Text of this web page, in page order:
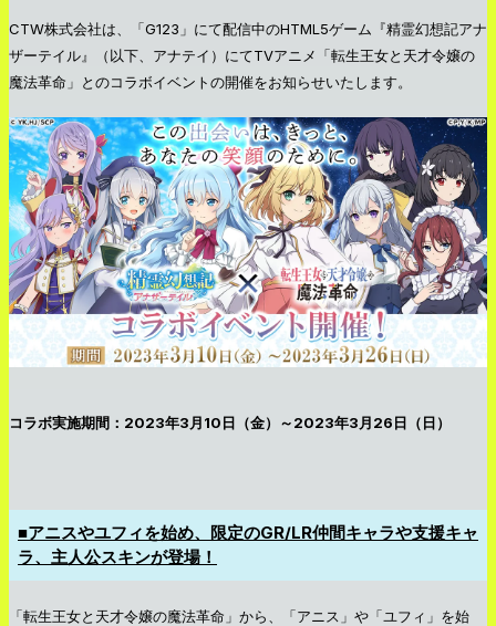
CTW株式会社は、「G123」にて配信中のHTML5ゲーム『精霊幻想記アナ
ザーテイル』（以下、アナテイ）にてTVアニメ「転生王女と天才令嬢の
魔法革命」とのコラボイベントの開催をお知らせいたします。
コラボ実施期間：2023年3月10日（金）～2023年3月26日（日）
■アニスやユフィを始め、限定のGR/LR仲間キャラや支援キャ
ラ、主人公スキンが登場！
「転生王女と天才令嬢の魔法革命」から、「アニス」や「ユフィ」を始